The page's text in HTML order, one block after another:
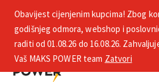
+385 1 2002 575
Obavijest cijenjenim kupcima! Zbog
godišnjeg odmora, webshop i
raditi od 01.08.26 do 16.08.26.
Vaš MAKS POWER team Zatvori